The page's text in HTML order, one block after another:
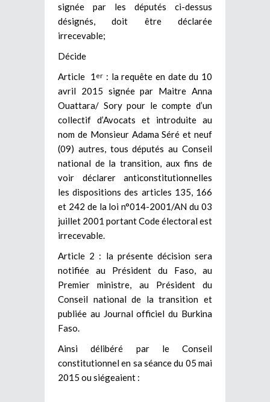
signée par les députés ci-dessus
désignés, doit être déclarée
irrecevable;
Décide
Article 1 er : la requête en date du 10
avril 2015 signée par Maitre Anna
Ouattara/ Sory pour le compte d’un
collectif d’Avocats et introduite au
nom de Monsieur Adama Séré et neuf
(09) autres, tous députés au Conseil
national de la transition, aux fins de
voir déclarer anticonstitutionnelles
les dispositions des articles 135, 166
et 242 de la loi n°014-2001/AN du 03
juillet 2001 portant Code électoral est
irrecevable.
Article 2 : la présente décision sera
notifiée au Président du Faso, au
Premier ministre, au Président du
Conseil national de la transition et
publiée au Journal officiel du Burkina
Faso.
Ainsi délibéré par le Conseil
constitutionnel en sa séance du 05 mai
2015 ou siégeaient :